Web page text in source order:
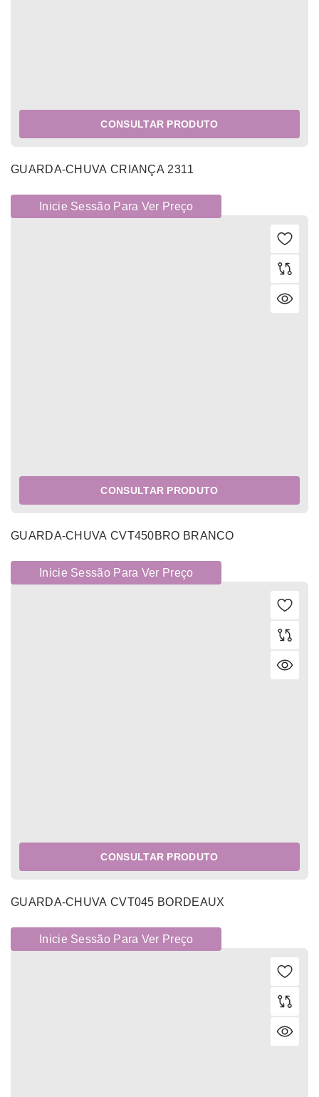
CONSULTAR PRODUTO
GUARDA-CHUVA CRIANÇA 2311
Inicie Sessão Para Ver Preço
CONSULTAR PRODUTO
GUARDA-CHUVA CVT450BRO BRANCO
Inicie Sessão Para Ver Preço
CONSULTAR PRODUTO
GUARDA-CHUVA CVT045 BORDEAUX
Inicie Sessão Para Ver Preço